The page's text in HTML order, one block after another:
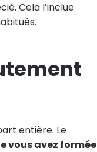
Cela l’inclue
entière. Le
vous avez formée